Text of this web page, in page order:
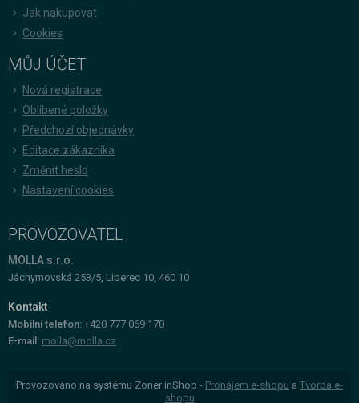
Jak nakupovat
Cookies
MŮJ ÚČET
Nová registrace
Oblíbené položky
Předchozí objednávky
Editace zákazníka
Změnit heslo
Nastavení cookies
PROVOZOVATEL
MOLLA s.r.o.
Jáchymovská 253/5, Liberec 10, 460 10
Kontakt
Mobilní telefon: +420 777 069 170
E-mail: molla@molla.cz
Provozováno na systému Zoner inShop - Pronájem e-shopu a Tvorba e-
shopu